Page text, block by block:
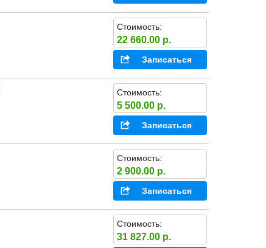
Стоимость:
22 660.00 р.
Записаться
Стоимость:
5 500.00 р.
Записаться
Стоимость:
2 900.00 р.
Записаться
Стоимость:
31 827.00 р.